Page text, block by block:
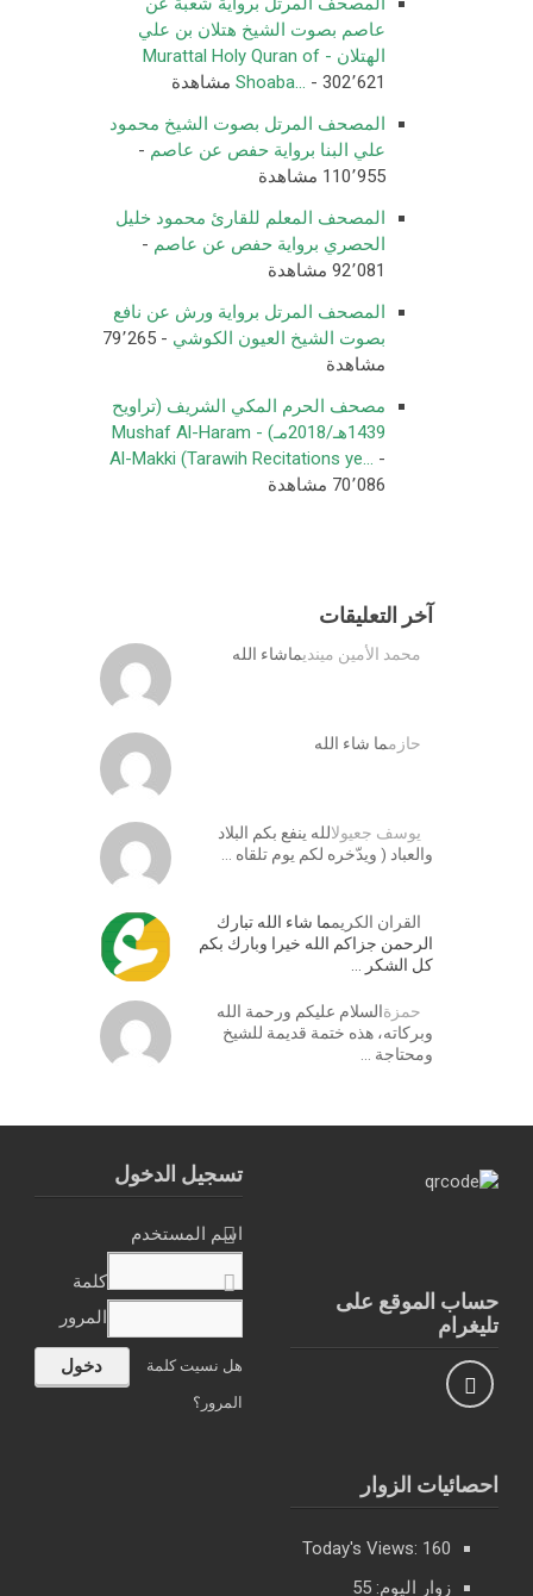
عاصم بصوت الشيخ هتلان بن علي
الهتلان - Murattal Holy Quran of
Shoaba... - 302٬621 مشاهدة
المصحف المرتل بصوت الشيخ محمود
علي البنا برواية حفص عن عاصم -
110٬955 مشاهدة
المصحف المعلم للقارئ محمود خليل
الحصري برواية حفص عن عاصم -
92٬081 مشاهدة
المصحف المرتل برواية ورش عن نافع
بصوت الشيخ العيون الكوشي
- 79٬265
مشاهدة
مصحف الحرم المكي الشريف (تراويح
1439هـ/2018مـ) - Mushaf Al-Haram
Al-Makki (Tarawih Recitations ye... -
70٬086 مشاهدة
آخر التعليقات
محمد الأمين مينديماشاء الله
حازمما شاء الله
يوسف جعيولالله ينفع بكم البلاد
والعباد ( ويدّخره لكم يوم تلقاه …
القران الكريمما شاء الله تبارك
الرحمن جزاكم الله خيرا وبارك بكم
كل الشكر …
حمزةالسلام عليكم ورحمة الله
وبركاته، هذه ختمة قديمة للشيخ
ومحتاجة …
تسجيل الدخول
اسم المستخدم
كلمة
المرور
هل نسيت كلمة
المرور؟
حساب الموقع على
تليغرام
احصائيات الزوار
Today's Views: 160
زوار اليوم: 55